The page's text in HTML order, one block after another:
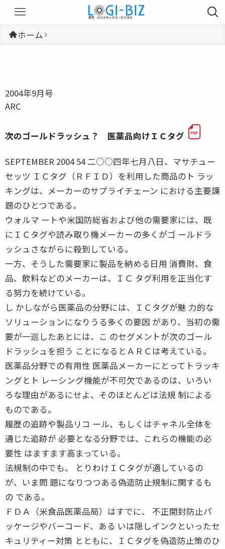
ホーム
2004年9月号
ARC
次のゴールドラッシュ？ 医薬品向けＩＣタグ
SEPTEMBER 2004 54 二○○四年七月八日、マサチュー
セッツ ＩＣタグ（ＲＦＩＤ）を利用した商品のト ラッ
キングは、メーカーのサプライチェーン における主要課
題のひとつである。
ウォルマ ートや米国防総省および他の需要家には、既
にＩＣタグや読み取り機メーカーの多くがゴ ールドラ
ッシュさながらに殺到している。
一方、そうした需要家に製品を納める日用 消費財、食
品、飲料などのメーカーは、ＩＣ タグ利用を正当化す
る努力を続けている。
し かしながら医薬品の分野には、ＩＣタグが魅 力的な
ソリューションになりうる多くの要因 があり、当初の需
要が一巡したあとには、こ のセグメントが次のゴール
ドラッシュを担う ことになるとＡＲＣは考えている。
医薬品分野での有用性 医薬品メーカーにとってトラッキ
ングとト レーシング機能が不可欠であるのは、いろい
ろな理由があるにせよ、そのほとんどは法規 制による
ものである。
履歴の追跡や製品リコ ール、もしくはチャネル全体を
通じた追跡が 必要となる分野では、これらの機能の必
要性 はますます高まっている。
法規制の中でも、 とりわけＩＣタグが適しているの
が、いま問 題になりつつある偽造防止規制に関するも
の である。
ＦＤＡ（米食品医薬品局）はすでに、 不正開封防止パ
ッケージやバーコード、ある いは隠しインクといったセ
キュリティー対策 とともに、ＩＣタグを偽造防止策のひ